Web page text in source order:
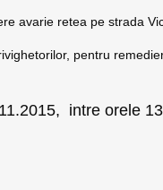
avarie retea pe strada
pentru
intre orele